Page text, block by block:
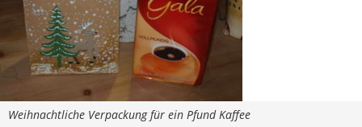
Weihnachtliche Verpackung für ein Pfund Kaffee